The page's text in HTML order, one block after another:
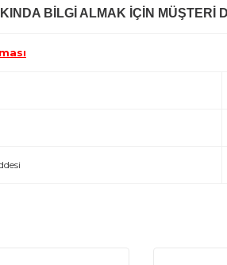
BİLGİ ALMAK İÇİN MÜŞTERİ